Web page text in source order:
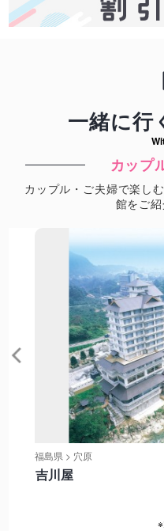
一緒に行
カップ
カップル・ご夫婦で楽し
館をご紹
福島県 > 穴原
吉川屋